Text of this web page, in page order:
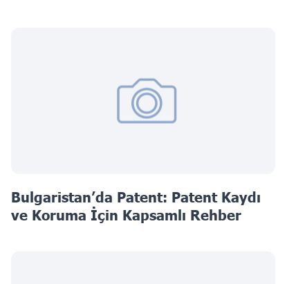
Bulgaristan’da Patent: Patent Kaydı
ve Koruma İçin Kapsamlı Rehber